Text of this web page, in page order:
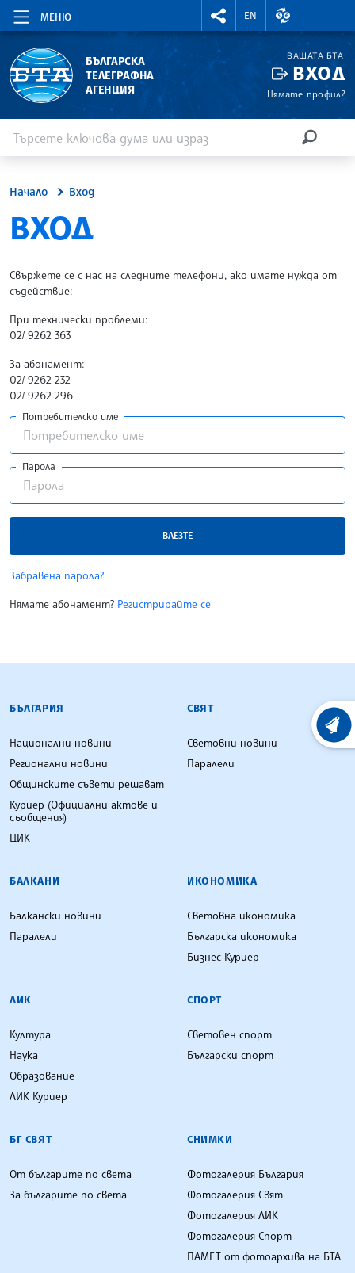
МЕНЮ
RIGHTMENU.SOCIAL
EN
ВАЛУТНИ
БЪЛГАРСКА
ТЕЛЕГРАФНА
АГЕНЦИЯ
ВАШАТА БТА
ВХОД
Нямате профил?
Начало Вход
SITE.BTA
ВХОД
Свържете се с нас на следните телефони, ако имате нужда от
съдействие:
При технически проблеми:
02/ 9262 363
За абонамент:
02/ 9262 232
02/ 9262 296
Потребителско име
Парола
ВЛЕЗТЕ
Забравена парола?
Нямате абонамент? Регистрирайте се
БЪЛГАРСКА ТЕЛЕГРАФНА АГЕНЦИЯ
БЪЛГАРИЯ
Национални новини
Регионални новини
Общинските съвети решават
Куриер (Официални актове и
съобщения)
ЦИК
СВЯТ
Световни новини
Паралели
БАЛКАНИ
Балкански новини
Паралели
ИКОНОМИКА
Световна икономика
Българска икономика
Бизнес Куриер
ЛИК
Култура
Наука
Образование
ЛИК Куриер
СПОРТ
Световен спорт
Български спорт
БГ СВЯТ
От българите по света
За българите по света
СНИМКИ
Фотогалерия България
Фотогалерия Свят
Фотогалерия ЛИК
Фотогалерия Спорт
ПАМЕТ от фотоархива на БТА